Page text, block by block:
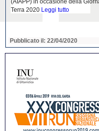
(AIAPP) in occasione della
Terra 2020 Leggi tutto
Pubblicato il: 22/04/2020